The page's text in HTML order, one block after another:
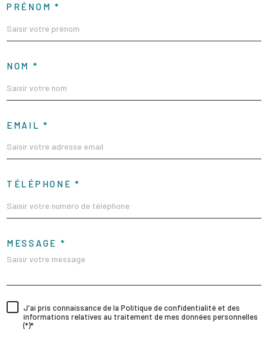
PRÉNOM *
NOM *
EMAIL *
TÉLÉPHONE *
MESSAGE *
J'ai pris connaissance de la Politique de confidentialité et des
informations relatives au traitement de mes données personnelles
(*)*